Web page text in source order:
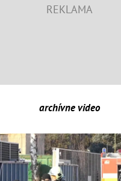
archívne video